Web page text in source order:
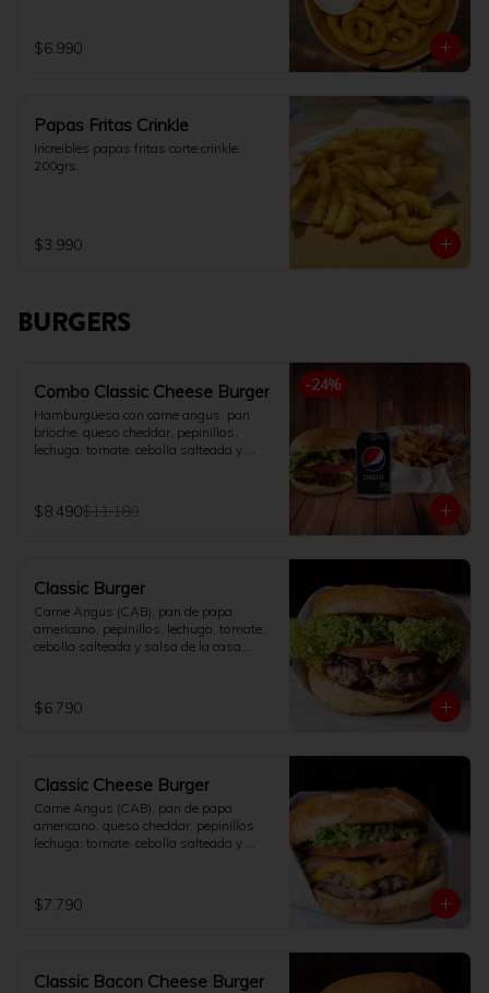
$6.990
Papas Fritas Crinkle
Increibles papas fritas corte crinkle.
200grs.
$3.990
BURGERS
-24%
Combo Classic Cheese Burger
Hamburguesa con carne angus, pan
brioche, queso cheddar, pepinillos,
lechuga, tomate, cebolla salteada y
elección.
$8.490$11.180
Classic Burger
Carne Angus (CAB), pan de papa
americano, pepinillos, lechuga, tomate,
cebolla salteada y salsa de la casa.
$6.790
Classic Cheese Burger
Carne Angus (CAB), pan de papa
americano, queso cheddar, pepinillos,
lechuga, tomate, cebolla salteada y
[No incluye papas fritas]
$7.790
Classic Bacon Cheese Burger